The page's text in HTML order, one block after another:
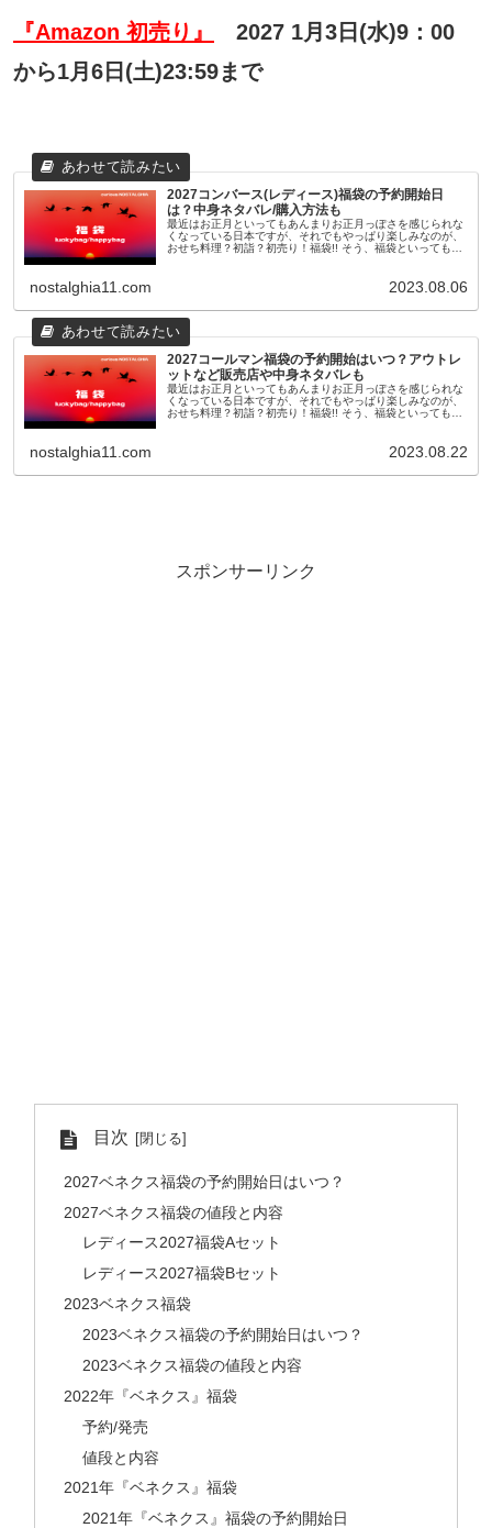
『Amazon 初売り』
2027 1月3日(水)9：00
から1月6日(土)23:59まで
2027コンバース(レディース)福袋の予約開始日
は？中身ネタバレ/購入方法も
最近はお正月といってもあんまりお正月っぽさを感じられな
くなっている日本ですが、それでもやっぱり楽しみなのが、
おせち料理？初詣？初売り！福袋!! そう、福袋といっても最
nostalghia11.com 2023.08.06
2027コールマン福袋の予約開始はいつ？アウトレ
ットなど販売店や中身ネタバレも
最近はお正月といってもあんまりお正月っぽさを感じられな
くなっている日本ですが、それでもやっぱり楽しみなのが、
おせち料理？初詣？初売り！福袋!! そう、福袋といっても最
nostalghia11.com 2023.08.22
スポンサーリンク
目次
2027ベネクス福袋の予約開始日はいつ？
2027ベネクス福袋の値段と内容
レディース2027福袋Aセット
レディース2027福袋Bセット
2023ベネクス福袋
2023ベネクス福袋の予約開始日はいつ？
2023ベネクス福袋の値段と内容
2022年『ベネクス』福袋
予約/発売
値段と内容
2021年『ベネクス』福袋
2021年『ベネクス』福袋の予約開始日